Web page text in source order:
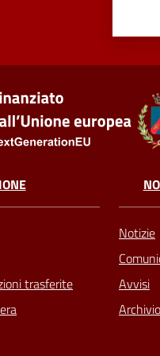
trasferite
Notizie
Avvisi